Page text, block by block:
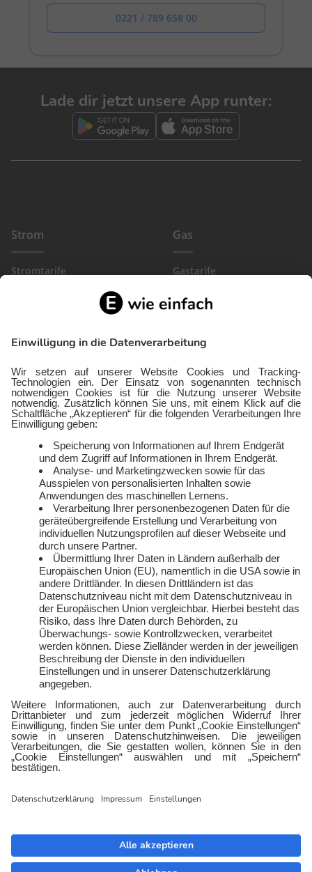
0221 / 789 658 00
Lade dir jetzt unsere App runter:
Strom
Stromtarife
Wärmestrom
Gewerbestrom
FlexTarif Strom
Gas
Gastarife
Gewerbegas
Service
Freund:innen werben
Kündigen
Widerruf
Vertriebspartner:in
werden
Zählerlotto
Balkonkraftwerke mit
Über uns
Auszeichnungen
Presse und Downloads
Jobs
Kontakt
E-Sports
E WIE EINFACH
Geschäftskunden
Gewerbestrom
Gewerbegas
ImpressumDatenschutzBarrierefreiheitCookies